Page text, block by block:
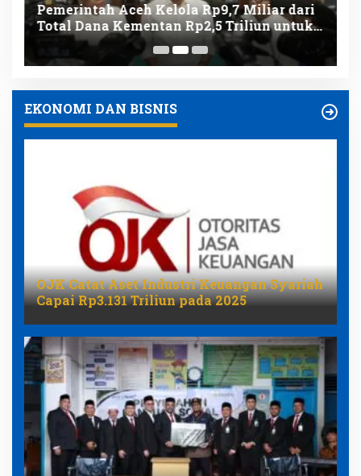
Pemerintah Aceh Kelola Rp9,7 Miliar dari
Total Dana Kementan Rp2,5 Triliun untuk
Pemulihan Bencana
EKONOMI DAN BISNIS
OJK Catat Aset Industri Keuangan Syariah
Capai Rp3.131 Triliun pada 2025